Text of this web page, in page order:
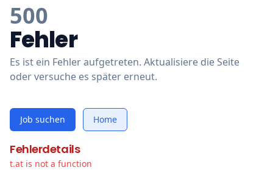
500
Fehler
Es ist ein Fehler aufgetreten. Aktualisiere die Seite
oder versuche es später erneut.
Job suchen Home
Fehlerdetails
t.at is not a function